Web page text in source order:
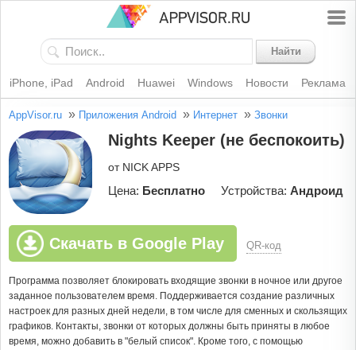
Найти
iPhone, iPad Android Huawei Windows Новости Реклама
AppVisor.ru » Приложения Android » Интернет » Звонки
Nights Keeper (не беспокоить)
от NICK APPS
Цена: Бесплатно Устройства: Андроид
Скачать в Google Play QR-код
Программа позволяет блокировать входящие звонки в ночное или другое
заданное пользователем время. Поддерживается создание различных
настроек для разных дней недели, в том числе для сменных и скользящих
графиков. Контакты, звонки от которых должны быть приняты в любое
время, можно добавить в "белый список". Кроме того, с помощью